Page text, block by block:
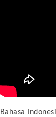
Bahasa